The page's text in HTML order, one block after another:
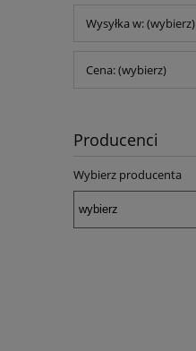
Wysyłka w: (wybierz)
Cena: (wybierz)
Producenci
Wybierz producenta